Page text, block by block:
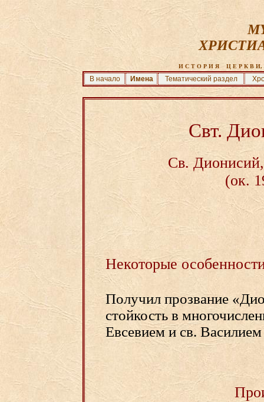
И С Т О Р И Я    Ц Е Р К В
В начало Имена Тематический раздел
Свт.
Св.
(ок.
Некоторые
Получил прозвание
стойкость в
Евсевием и св.